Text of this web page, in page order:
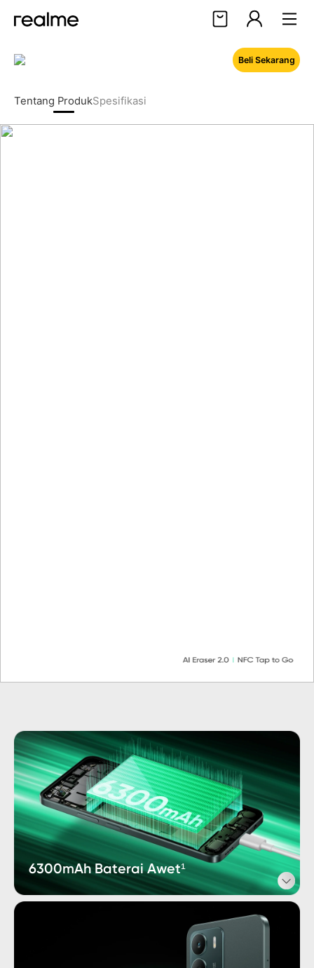
Tentang ProdukSpesifikasi
Beli Sekarang
6300mAh Baterai Awet¹